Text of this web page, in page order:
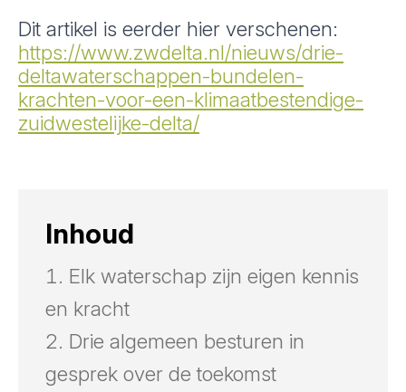
Inhoud
Elk waterschap zijn eigen kennis
en kracht
Drie algemeen besturen in
gesprek over de toekomst
Dit artikel is eerder hier verschenen:
https://www.zwdelta.nl/nieuws/drie-
deltawaterschappen-bundelen-
krachten-voor-een-klimaatbestendige-
zuidwestelijke-delta/